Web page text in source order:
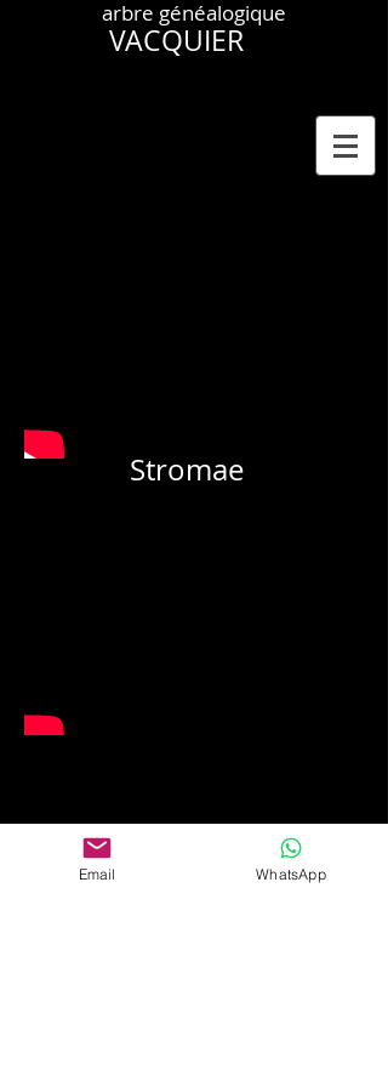
arbre généalogique
VACQUIER
Stromae
Email WhatsApp